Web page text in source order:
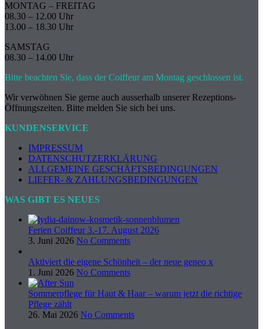
MONTAG – FREITAG
08.30 – 12.00 Uhr
13.00 – 18.30 Uhr
SAMSTAG
08.30 – 14.00 Uhr
Bitte beachten Sie, dass der Coiffeur am Montag geschlossen ist.
Wir verwöhnen Sie gerne auch ausserhalb unserer Rezeptions-
Öffnungszeiten. Bitte melden Sie sich bei uns.
KUNDENSERVICE
IMPRESSUM
DATENSCHUTZERKLÄRUNG
ALLGEMEINE GESCHÄFTSBEDINGUNGEN
LIEFER- & ZAHLUNGSBEDINGUNGEN
WAS GIBT ES NEUES
Ferien Coiffeur 3.-17. August 2026
3. Juni 2026 No Comments
Aktiviert die eigene Schönheit – der neue geneo x
1. Juni 2026 No Comments
Sommerpflege für Haut & Haar – warum jetzt die richtige
Pflege zählt
26. Mai 2026 No Comments